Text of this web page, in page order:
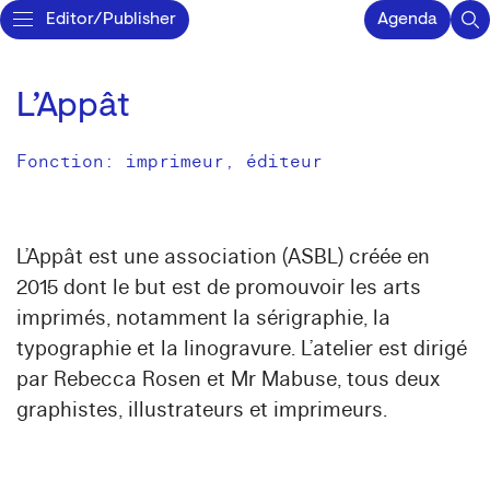
Editor/Publisher Agenda
L’Appât
Fonction: imprimeur, éditeur
L’Appât est une association (ASBL) créée en
2015 dont le but est de promouvoir les arts
imprimés, notamment la sérigraphie, la
typographie et la linogravure. L’atelier est dirigé
par Rebecca Rosen et Mr Mabuse, tous deux
graphistes, illustrateurs et imprimeurs.